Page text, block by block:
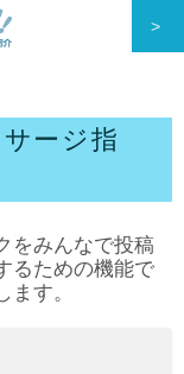
ージ指
をみんなで投稿
るための機能で
す。
>